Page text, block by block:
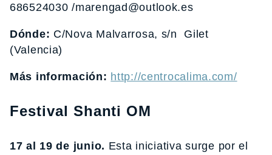
686524030 /marengad@outlook.es
Dónde: C/Nova Malvarrosa, s/n Gilet
(Valencia)
Más información: http://centrocalima.com/
Festival Shanti OM
17 al 19 de junio. Esta iniciativa surge por el